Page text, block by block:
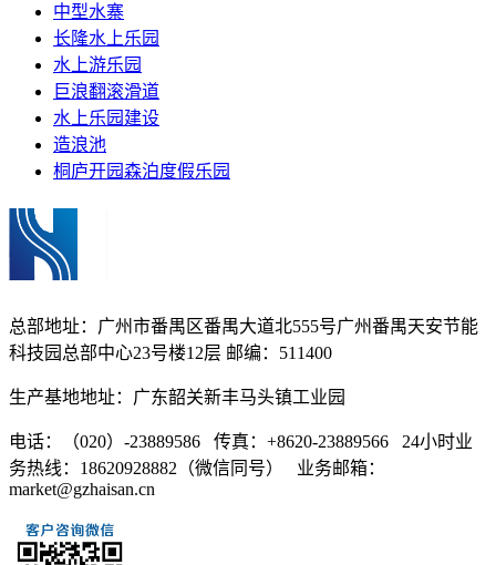
中型水寨
长隆水上乐园
水上游乐园
巨浪翻滚滑道
水上乐园建设
造浪池
桐庐开园森泊度假乐园
总部地址：广州市番禺区番禺大道北555号广州番禺天安节能
科技园总部中心23号楼12层 邮编：511400
生产基地地址：广东韶关新丰马头镇工业园
电话：（020）-23889586 传真：+8620-23889566 24小时业
务热线：18620928882（微信同号） 业务邮箱：
market@gzhaisan.cn